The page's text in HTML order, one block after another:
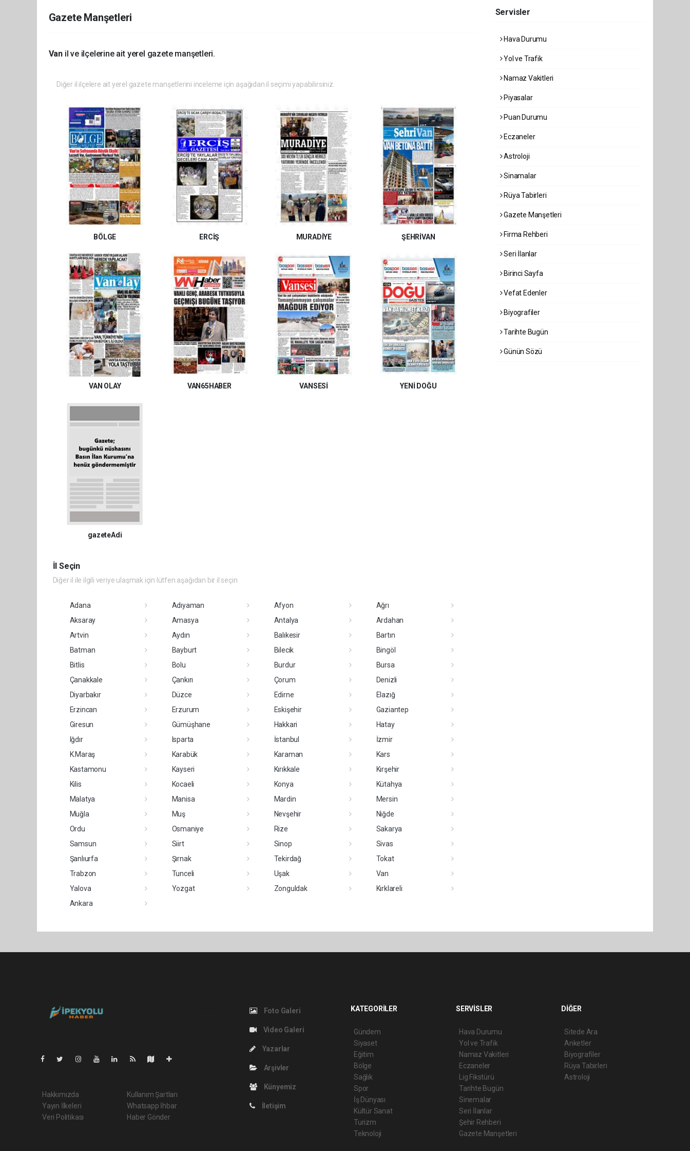
Gazete Manşetleri
Vanil ve ilçelerine ait yerel gazete manşetleri.
Diğer il ilçelere ait yerel gazete manşetlerini inceleme için aşağıdan il seçimi yapabilirsiniz.
BÖLGE ERCİŞ MURADİYE ŞEHRİVAN
VAN OLAY VAN65HABER VANSESİ YENİ DOĞU
gazeteAdi
İl Seçin
Diğer il ile ilgili veriye ulaşmak için lütfen aşağıdan bir il seçin
Adana Adıyaman Afyon
Ağrı
Aksaray
Amasya Antalya
Ardahan
Artvin
Aydın Balıkesir
Bartın
Batman
Bayburt Bilecik
Bingöl
Bitlis
Bolu Burdur
Bursa
Çanakkale
Çankırı Çorum
Denizli
Diyarbakır
Düzce Edirne
Elazığ
Erzincan
Erzurum Eskişehir
Gaziantep
Giresun
Gümüşhane Hakkari
Hatay
Iğdır
Isparta İstanbul
İzmir
K.Maraş
Karabük Karaman
Kars
Kastamonu
Kayseri Kırıkkale
Kırşehir
Kilis
Kocaeli Konya
Kütahya
Malatya
Manisa Mardin
Mersin
Muğla
Muş Nevşehir
Niğde
Ordu
Osmaniye Rize
Sakarya
Samsun
Siirt Sinop
Sivas
Şanlıurfa
Şırnak Tekirdağ
Tokat
Trabzon
Tunceli Uşak
Van
Yalova
Yozgat Zonguldak
Kırklareli
Ankara
Servisler
Hava Durumu
Yol ve Trafik
Namaz Vakitleri
Piyasalar
Puan Durumu
Eczaneler
Astroloji
Sinamalar
Rüya Tabirleri
Gazete Manşetleri
Firma Rehberi
Seri İlanlar
Birinci Sayfa
Vefat Edenler
Biyografiler
Tarihte Bugün
Günün Sözü
Hakkımızda
Yayın İlkeleri
Veri Politikası
Kullanım Şartları
Whatsapp İhbar
Haber Gönder
Foto Galeri
Video Galeri
Yazarlar
Arşivler
Künyemiz
İletişim
KATEGORİLER
Gündem
Siyaset
Eğitim
Bölge
Sağlık
Spor
İş Dünyası
Kültür Sanat
Turizm
Teknoloji
SERVİSLER
Hava Durumu
Yol ve Trafik
Namaz Vakitleri
Eczaneler
Lig Fikstürü
Tarihte Bugün
Sinemalar
Seri İlanlar
Şehir Rehberi
Gazete Manşetleri
DİĞER
Sitede Ara
Anketler
Biyografiler
Rüya Tabirleri
Astroloji